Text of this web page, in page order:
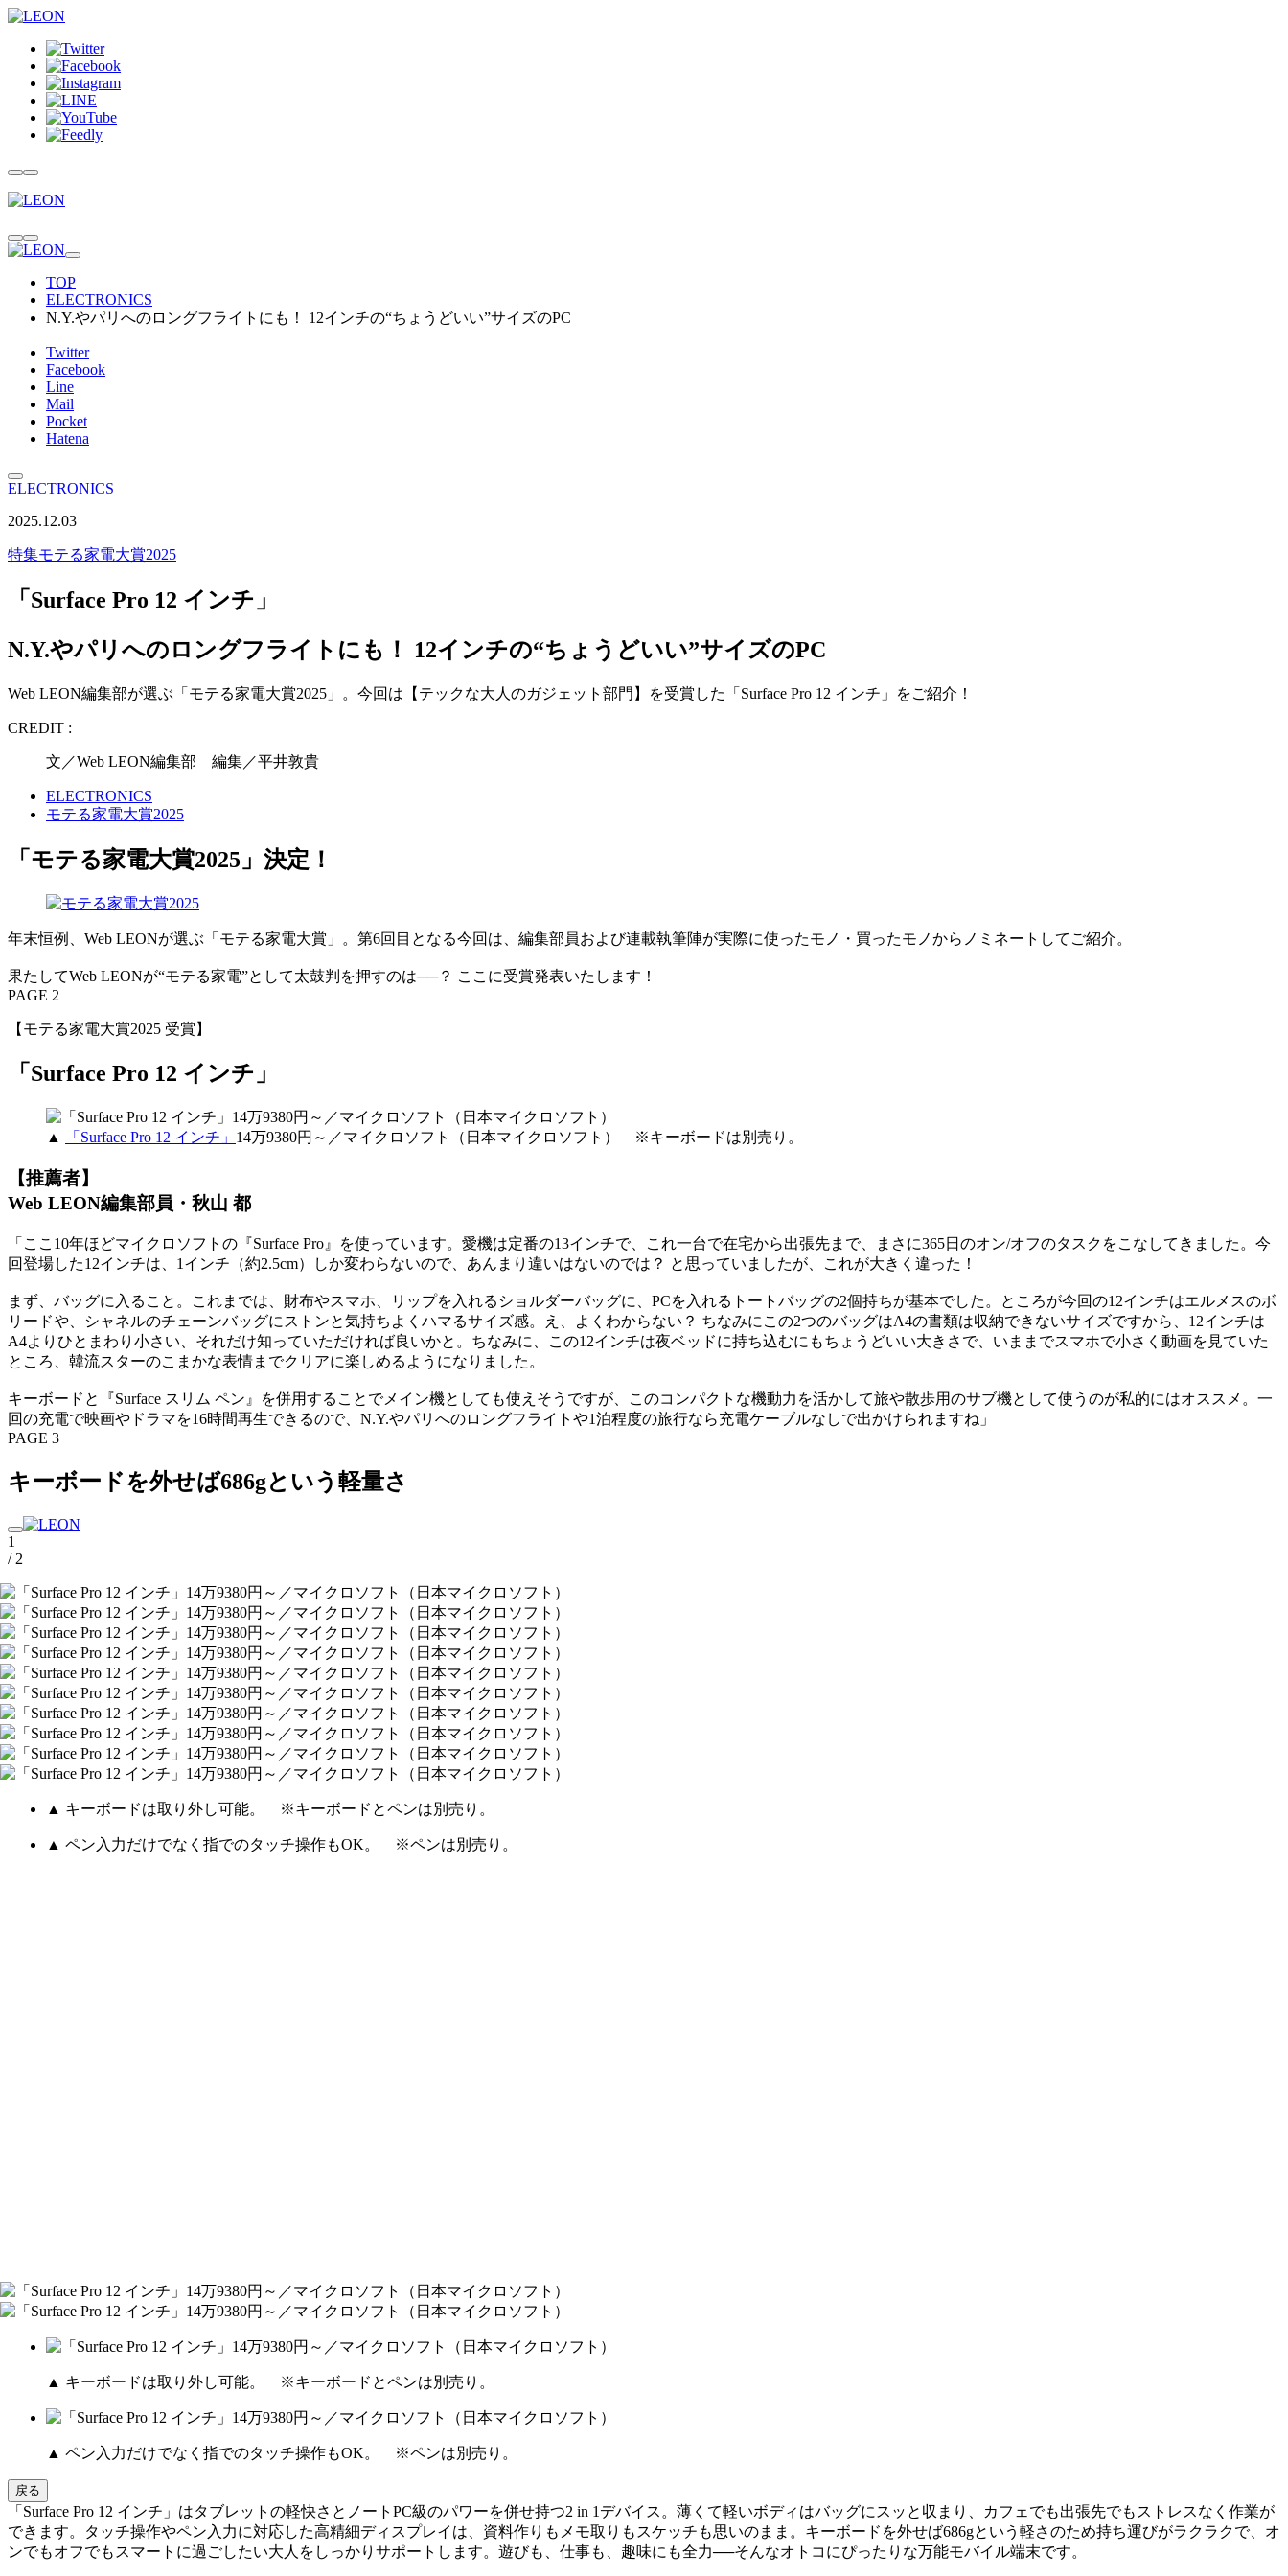
TOP
ELECTRONICS
N.Y.やパリへのロングフライトにも！ 12インチの“ちょうどいい”サイズのPC
Twitter
Facebook
Line
Mail
Pocket
Hatena
ELECTRONICS
2025.12.03
特集モテる家電大賞2025
「Surface Pro 12 インチ」
N.Y.やパリへのロングフライトにも！ 12インチの“ちょうどいい”サイズのPC
Web LEON編集部が選ぶ「モテる家電大賞2025」。今回は【テックな大人のガジェット部門】を受賞した「Surface Pro 12 インチ」をご紹介！
CREDIT :
文／Web LEON編集部 編集／平井敦貴
ELECTRONICS
モテる家電大賞2025
「モテる家電大賞2025」決定！
年末恒例、Web LEONが選ぶ「モテる家電大賞」。第6回目となる今回は、編集部員および連載執筆陣が実際に使ったモノ・買ったモノからノミネートしてご紹介。
果たしてWeb LEONが“モテる家電”として太鼓判を押すのは──？ ここに受賞発表いたします！
PAGE 2
【モテる家電大賞2025 受賞】
「Surface Pro 12 インチ」
▲ 「Surface Pro 12 インチ」 14万9380円～／マイクロソフト（日本マイクロソフト） ※キーボードは別売り。
【推薦者】
Web LEON編集部員・秋山 都
「ここ10年ほどマイクロソフトの『Surface Pro』を使っています。愛機は定番の13インチで、これ一台で在宅から出張先まで、まさに365日のオン/オフのタスクをこなしてきました。今
回登場した12インチは、1インチ（約2.5cm）しか変わらないので、あんまり違いはないのでは？ と思っていましたが、これが大きく違った！
まず、バッグに入ること。これまでは、財布やスマホ、リップを入れるショルダーバッグに、PCを入れるトートバッグの2個持ちが基本でした。ところが今回の12インチはエルメスのボ
リードや、シャネルのチェーンバッグにストンと気持ちよくハマるサイズ感。え、よくわからない？ ちなみにこの2つのバッグはA4の書類は収納できないサイズですから、12インチは
A4よりひとまわり小さい、それだけ知っていただければ良いかと。ちなみに、この12インチは夜ベッドに持ち込むにもちょうどいい大きさで、いままでスマホで小さく動画を見ていた
ところ、韓流スターのこまかな表情までクリアに楽しめるようになりました。
キーボードと『Surface スリム ペン』を併用することでメイン機としても使えそうですが、このコンパクトな機動力を活かして旅や散歩用のサブ機として使うのが私的にはオススメ。一
回の充電で映画やドラマを16時間再生できるので、N.Y.やパリへのロングフライトや1泊程度の旅行なら充電ケーブルなしで出かけられますね」
PAGE 3
キーボードを外せば686gという軽量さ
1
/ 2
▲ キーボードは取り外し可能。 ※キーボードとペンは別売り。
▲ ペン入力だけでなく指でのタッチ操作もOK。 ※ペンは別売り。
▲ キーボードは取り外し可能。 ※キーボードとペンは別売り。
▲ ペン入力だけでなく指でのタッチ操作もOK。 ※ペンは別売り。
戻る
「Surface Pro 12 インチ」はタブレットの軽快さとノートPC級のパワーを併せ持つ2 in 1デバイス。薄くて軽いボディはバッグにスッと収まり、カフェでも出張先でもストレスなく作業が
できます。タッチ操作やペン入力に対応した高精細ディスプレイは、資料作りもメモ取りもスケッチも思いのまま。キーボードを外せば686gという軽さのため持ち運びがラクラクで、オ
ンでもオフでもスマートに過ごしたい大人をしっかりサポートします。遊びも、仕事も、趣味にも全力──そんなオトコにぴったりな万能モバイル端末です。